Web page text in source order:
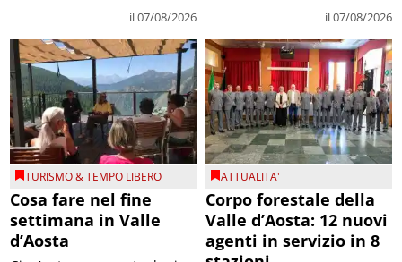
il 07/08/2026 il 07/08/2026
TURISMO & TEMPO LIBERO
Cosa fare nel fine
settimana in Valle
d’Aosta
ATTUALITA'
Corpo forestale della
Valle d’Aosta: 12 nuovi
agenti in servizio in 8